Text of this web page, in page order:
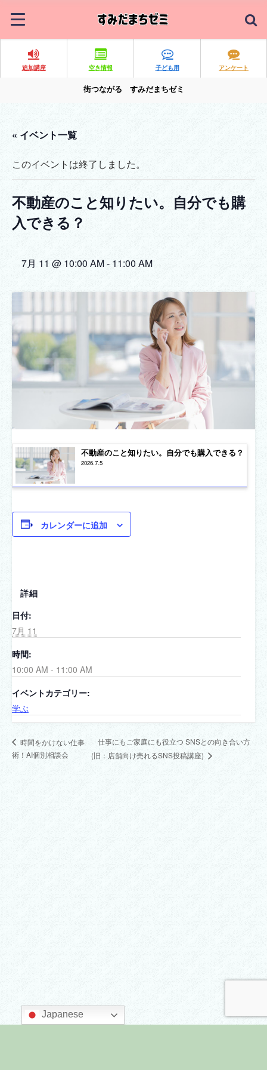
追加講座 空き情報 子ども用 アンケート
街つながる すみだまちゼミ
« イベント一覧
このイベントは終了しました。
不動産のこと知りたい。自分でも購
入できる？
7月 11 @ 10:00 AM- 11:00 AM
不動産のこと知りたい。自分でも購入できる？
2026.7.5
カレンダーに追加
詳細
日付:
7月 11
時間:
10:00 AM - 11:00 AM
イベントカテゴリー:
学ぶ
時間をかけない仕事
術！AI個別相談会
仕事にもご家庭にも役立つ SNSとの向き合い方
(旧：店舗向け売れるSNS投稿講座)
Japanese